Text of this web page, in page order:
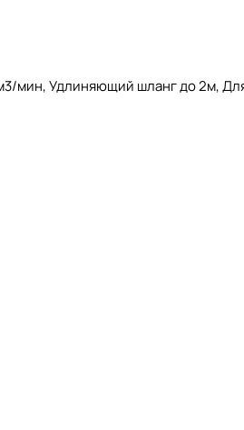
мин, Удлиняющий шланг до 2м,